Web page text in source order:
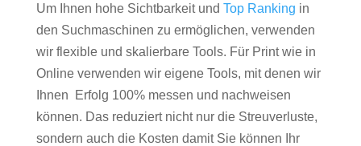
Um Ihnen hohe Sichtbarkeit und Top Ranking in
den Suchmaschinen zu ermöglichen, verwenden
wir flexible und skalierbare Tools. Für Print wie in
Online verwenden wir eigene Tools, mit denen wir
Ihnen Erfolg 100% messen und nachweisen
können. Das reduziert nicht nur die Streuverluste,
sondern auch die Kosten damit Sie können Ihr